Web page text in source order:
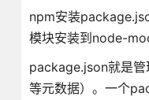
npm安装
模块安装到node-
package.json就是管
等元数据）。一个